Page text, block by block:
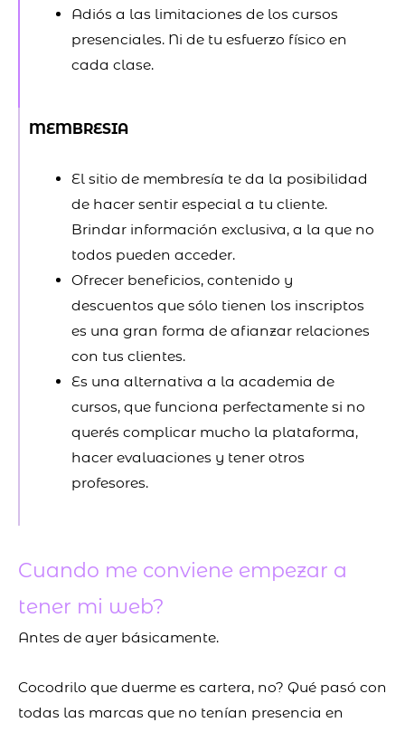
Adiós a las limitaciones de los cursos
presenciales. Ni de tu esfuerzo físico en
cada clase.
MEMBRESIA
El sitio de membresía te da la posibilidad
de hacer sentir especial a tu cliente.
Brindar información exclusiva, a la que no
todos pueden acceder.
Ofrecer beneficios, contenido y
descuentos que sólo tienen los inscriptos
es una gran forma de afianzar relaciones
con tus clientes.
Es una alternativa a la academia de
cursos, que funciona perfectamente si no
querés complicar mucho la plataforma,
hacer evaluaciones y tener otros
profesores.
Cuando me conviene empezar a
tener mi web?
Antes de ayer básicamente.
Cocodrilo que duerme es cartera, no? Qué pasó con
todas las marcas que no tenían presencia en